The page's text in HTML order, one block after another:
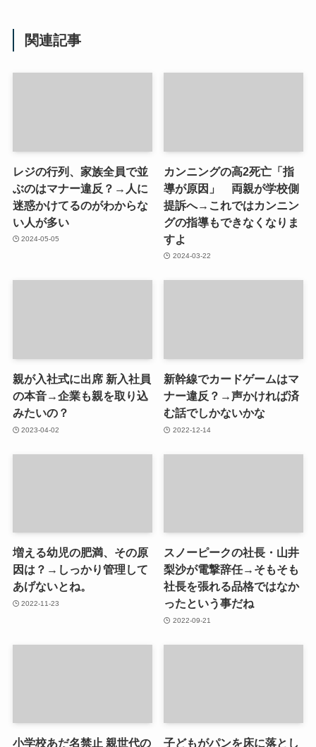
関連記事
レジの行列、家族全員で並
ぶのはマナー違反？→人に
迷惑かけてるのがわからな
い人が多い
2024-05-05
カンニングの高2死亡「指
導が原因」 両親が学校側
提訴へ→これではカンニン
グの指導もできなくなりま
すよ
2024-03-22
親が入社式に出席 新入社員
の本音→企業も親を取り込
みたいの？
2023-04-02
新幹線でカードゲームはマ
ナー違反？→声かければ済
む話でしかないかな
2022-12-14
増える幼児の肥満、その原
因は？→しっかり管理して
あげないとね。
2022-11-23
スノーピークの社長・山井
梨沙が電撃辞任→そもそも
社長を張れる品格ではなか
ったという事だね
2022-09-21
小学校あだ名禁止 親世代の
子どもがパンを床に落とし